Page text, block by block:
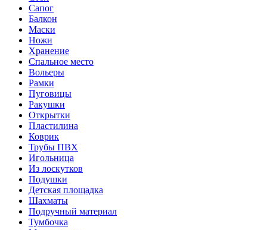
Сапог
Балкон
Маски
Ножи
Хранение
Спальное место
Вольеры
Рамки
Пуговицы
Ракушки
Открытки
Пластилина
Коврик
Трубы ПВХ
Игольница
Из лоскутков
Подушки
Детская площадка
Шахматы
Подручный материал
Тумбочка